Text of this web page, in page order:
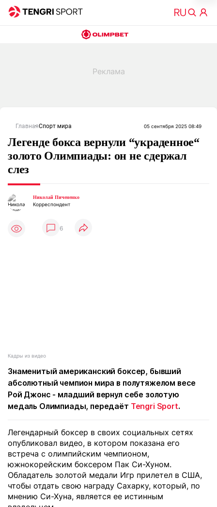
ГлавнаяСпорт мира 05 сентября 2025 08:49
Легенде бокса вернули “украденное“
золото Олимпиады: он не сдержал
слез
Николай Пичененко
Корреспондент
6
Кадры из видео
Знаменитый американский боксер, бывший
абсолютный чемпион мира в полутяжелом весе
Рой Джонс - младший вернул себе золотую
медаль Олимпиады, передаёт Tengri Sport.
Легендарный боксер в своих социальных сетях
опубликовал видео, в котором показана его
встреча с олимпийским чемпионом,
южнокорейским боксером Пак Си-Хуном.
Обладатель золотой медали Игр прилетел в США,
чтобы отдать свою награду Сахарку, который, по
мнению Си-Хуна, является ее истинным